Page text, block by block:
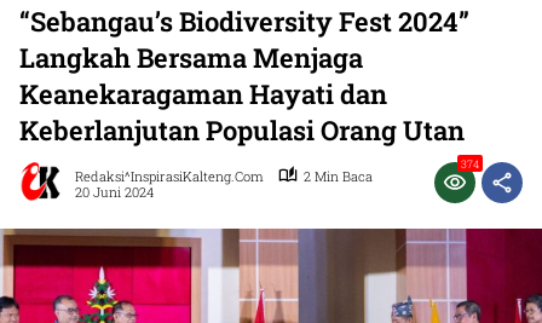
“Sebangau’s Biodiversity Fest 2024”
Langkah Bersama Menjaga
Keanekaragaman Hayati dan
Keberlanjutan Populasi Orang Utan
Redaksi^InspirasiKalteng.com
2 Min Baca
20 Juni 2024
374